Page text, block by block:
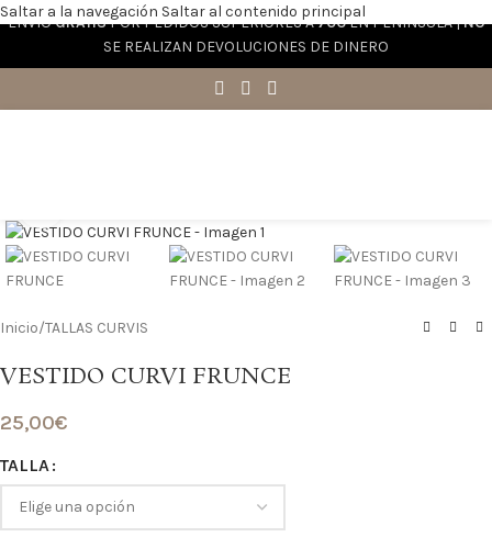
Saltar a la navegación Saltar al contenido principal
ENVÍOGRATISPOR PEDIDOS SUPERIORES A70€EN PENÍNSULA |NO
SE REALIZAN DEVOLUCIONES DE DINERO
Inicio/TALLAS CURVIS
VESTIDO CURVI FRUNCE
25,00€
TALLA